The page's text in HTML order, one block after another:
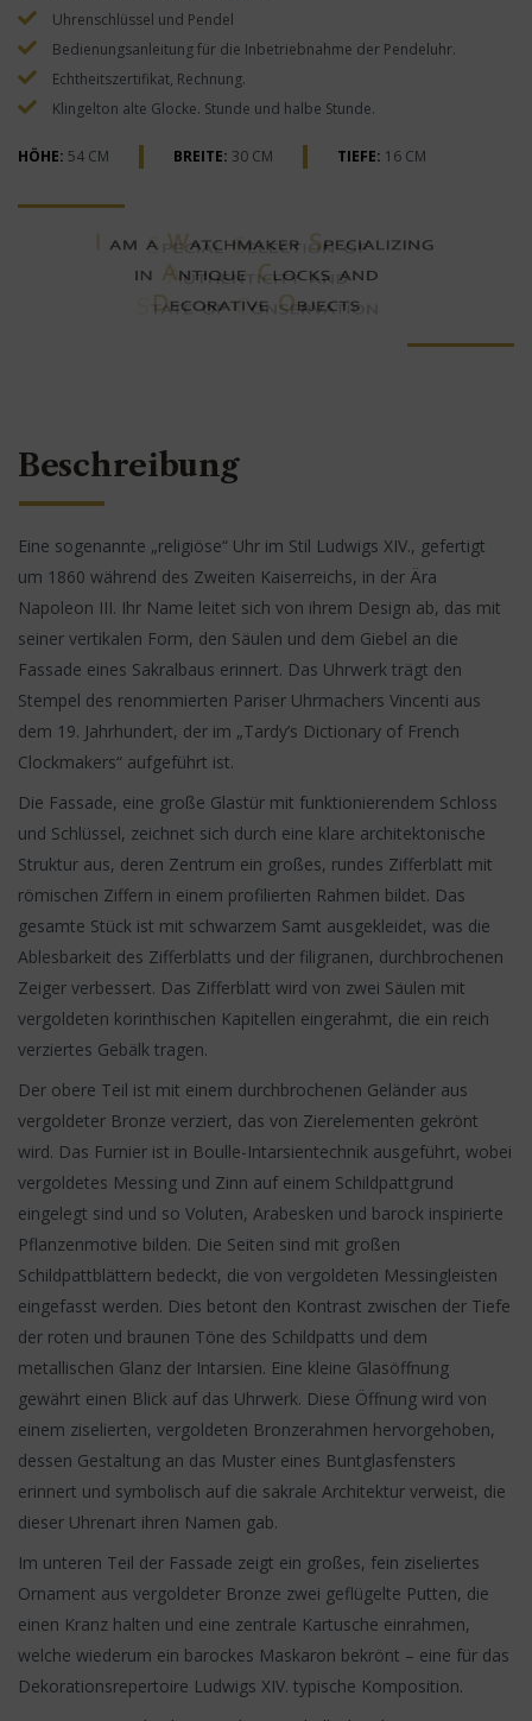
Uhrenschlüssel und Pendel
Bedienungsanleitung für die Inbetriebnahme der Pendeluhr.
Echtheitszertifikat, Rechnung.
Klingelton alte Glocke. Stunde und halbe Stunde.
HÖHE: 54 CM BREITE: 30 CM TIEFE: 16 CM
Beschreibung
Eine sogenannte „religiöse“ Uhr im Stil Ludwigs XIV., gefertigt
um 1860 während des Zweiten Kaiserreichs, in der Ära
Napoleon III. Ihr Name leitet sich von ihrem Design ab, das mit
seiner vertikalen Form, den Säulen und dem Giebel an die
Fassade eines Sakralbaus erinnert. Das Uhrwerk trägt den
Stempel des renommierten Pariser Uhrmachers Vincenti aus
dem 19. Jahrhundert, der im „Tardy’s Dictionary of French
Clockmakers“ aufgeführt ist.
Die Fassade, eine große Glastür mit funktionierendem Schloss
und Schlüssel, zeichnet sich durch eine klare architektonische
Struktur aus, deren Zentrum ein großes, rundes Zifferblatt mit
römischen Ziffern in einem profilierten Rahmen bildet. Das
gesamte Stück ist mit schwarzem Samt ausgekleidet, was die
Ablesbarkeit des Zifferblatts und der filigranen, durchbrochenen
Zeiger verbessert. Das Zifferblatt wird von zwei Säulen mit
vergoldeten korinthischen Kapitellen eingerahmt, die ein reich
verziertes Gebälk tragen.
Der obere Teil ist mit einem durchbrochenen Geländer aus
vergoldeter Bronze verziert, das von Zierelementen gekrönt
wird. Das Furnier ist in Boulle-Intarsientechnik ausgeführt, wobei
vergoldetes Messing und Zinn auf einem Schildpattgrund
eingelegt sind und so Voluten, Arabesken und barock inspirierte
Pflanzenmotive bilden. Die Seiten sind mit großen
Schildpattblättern bedeckt, die von vergoldeten Messingleisten
eingefasst werden. Dies betont den Kontrast zwischen der Tiefe
der roten und braunen Töne des Schildpatts und dem
metallischen Glanz der Intarsien. Eine kleine Glasöffnung
gewährt einen Blick auf das Uhrwerk. Diese Öffnung wird von
einem ziselierten, vergoldeten Bronzerahmen hervorgehoben,
dessen Gestaltung an das Muster eines Buntglasfensters
erinnert und symbolisch auf die sakrale Architektur verweist, die
dieser Uhrenart ihren Namen gab.
Im unteren Teil der Fassade zeigt ein großes, fein ziseliertes
Ornament aus vergoldeter Bronze zwei geflügelte Putten, die
einen Kranz halten und eine zentrale Kartusche einrahmen,
welche wiederum ein barockes Maskaron bekrönt – eine für das
Dekorationsrepertoire Ludwigs XIV. typische Komposition.